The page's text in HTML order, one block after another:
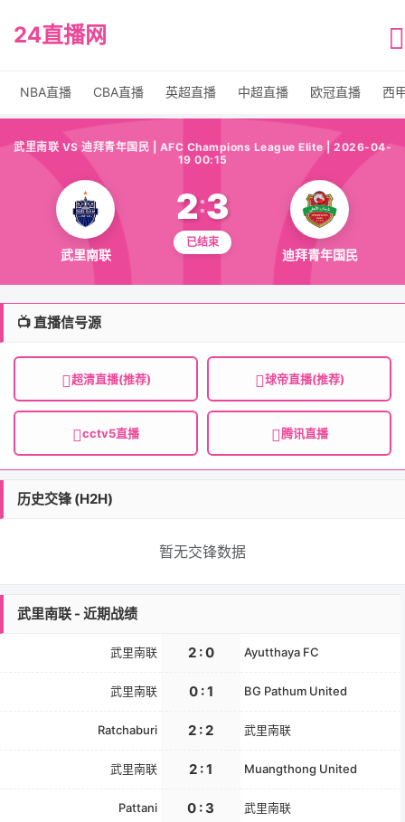
24直播网
NBA直播 CBA直播 英超直播 中超直播 欧冠直播 西
武里南联 VS 迪拜青年国民 | AFC Champions League Elite | 2026-04-
19 00:15
武里南联
2:3
已结束
迪拜青年国民
📺 直播信号源
超清直播(推荐) 球帝直播(推荐)
cctv5直播 腾讯直播
历史交锋 (H2H)
暂无交锋数据
武里南联 - 近期战绩
武里南联 2 : 0 Ayutthaya FC
武里南联 0 : 1 BG Pathum United
Ratchaburi 2 : 2 武里南联
武里南联 2 : 1 Muangthong United
Pattani 0 : 3 武里南联